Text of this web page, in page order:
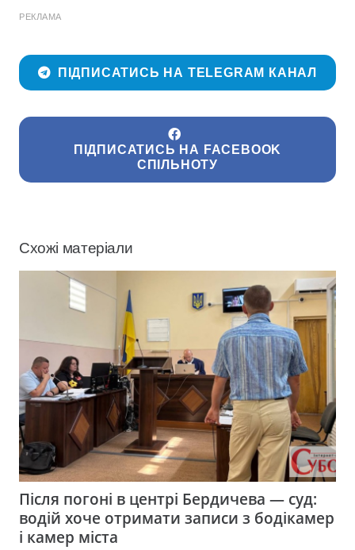
РЕКЛАМА
ПІДПИСАТИСЬ НА TELEGRAM КАНАЛ
ПІДПИСАТИСЬ НА FACEBOOK
СПІЛЬНОТУ
Схожі матеріали
Після погоні в центрі Бердичева — суд:
водій хоче отримати записи з бодікамер
і камер міста